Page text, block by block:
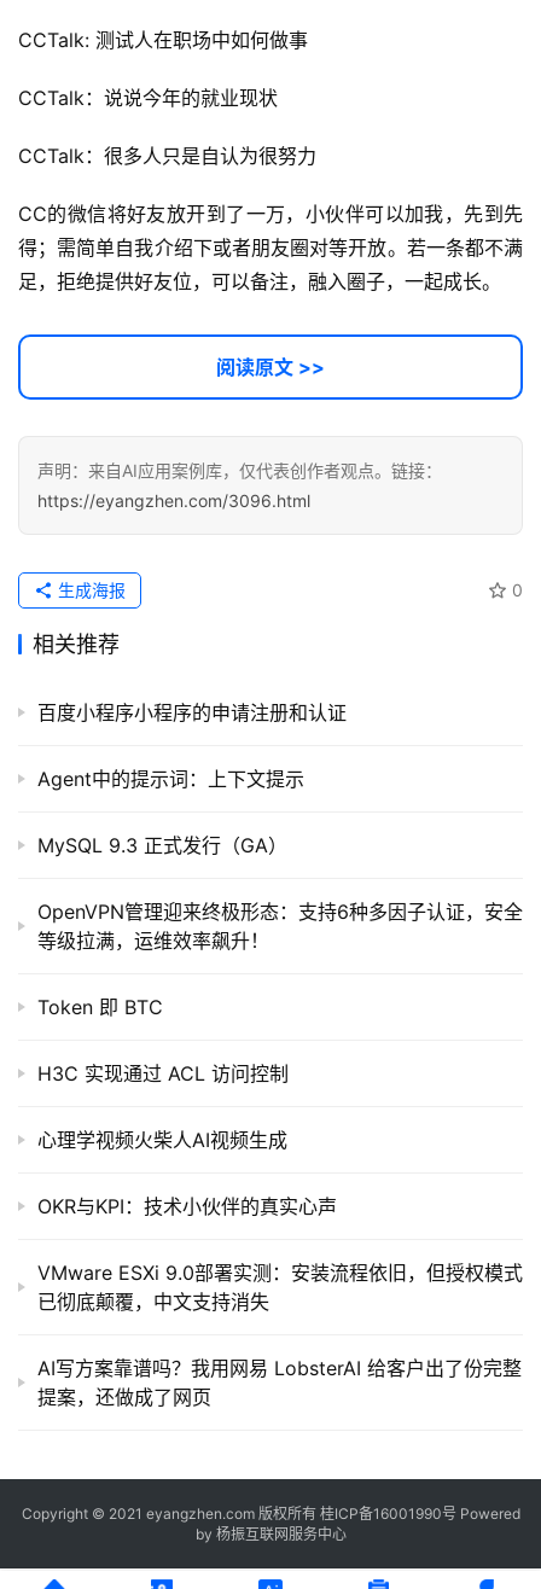
务
目
I
示
词
码
常
用
链
接
CCTalk: 测试人在职场中如何做事
CCTalk：说说今年的就业现状
CCTalk：很多人只是自认为很努力
CC的微信将好友放开到了一万，小伙伴可以加我，先到先
得；需简单自我介绍下或者朋友圈对等开放。若一条都不满
足，拒绝提供好友位，可以备注，融入圈子，一起成长。
阅读原文 >>
声明：来自AI应用案例库，仅代表创作者观点。链接：
https://eyangzhen.com/3096.html
0
生成海报
相关推荐
百度小程序小程序的申请注册和认证
Agent中的提示词：上下文提示
MySQL 9.3 正式发行（GA）
OpenVPN管理迎来终极形态：支持6种多因子认证，安全
等级拉满，运维效率飙升！
Token 即 BTC
H3C 实现通过 ACL 访问控制
心理学视频火柴人AI视频生成
OKR与KPI：技术小伙伴的真实心声
VMware ESXi 9.0部署实测：安装流程依旧，但授权模式
已彻底颠覆，中文支持消失
AI写方案靠谱吗？我用网易 LobsterAI 给客户出了份完整
提案，还做成了网页
Copyright © 2021 eyangzhen.com 版权所有 桂ICP备16001990号 Powered
by 杨振互联网服务中心